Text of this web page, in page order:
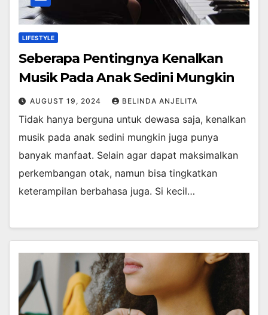
LIFESTYLE
Seberapa Pentingnya Kenalkan
Musik Pada Anak Sedini Mungkin
AUGUST 19, 2024 BELINDA ANJELITA
Tidak hanya berguna untuk dewasa saja, kenalkan
musik pada anak sedini mungkin juga punya
banyak manfaat. Selain agar dapat maksimalkan
perkembangan otak, namun bisa tingkatkan
keterampilan berbahasa juga. Si kecil…